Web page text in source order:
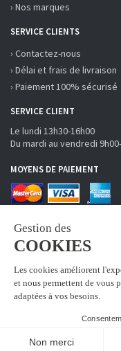
› Nos marques
SERVICE CLIENTS
› Contactez-nous
› Délai et frais de livraison
› Paiement 100% sécurisé
SERVICE CLIENT
Le lundi 13h30-16h00
Du mardi au vendredi
MOYENS DE PAIEMENT
RECEVOIR LA NEWSLETTER
Abonnez-vous à la
plans et nouveautés